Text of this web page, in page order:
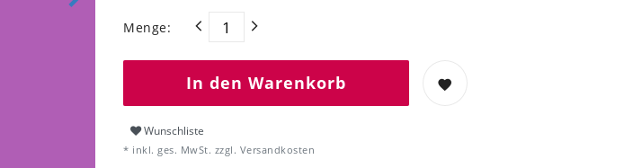
Menge:
In den Warenkorb
Wunschliste
* inkl. ges. MwSt. zzgl. Versandkosten